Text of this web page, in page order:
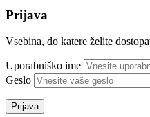
Prijava
Vsebina, do katere želite
Uporabniško ime
Geslo
Prijava